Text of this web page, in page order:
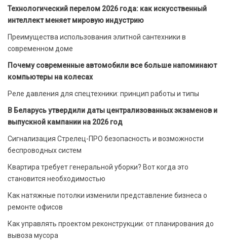
Технологический перелом 2026 года: как искусственный
интеллект меняет мировую индустрию
Преимущества использования элитной сантехники в
современном доме
Почему современные автомобили все больше напоминают
компьютеры на колесах
Реле давления для спецтехники: принцип работы и типы
В Беларусь утвердили даты централизованных экзаменов и
выпускной кампании на 2026 год
Сигнализация Стрелец-ПРО безопасность и возможности
беспроводных систем
Квартира требует генеральной уборки? Вот когда это
становится необходимостью
Как натяжные потолки изменили представление бизнеса о
ремонте офисов
Как управлять проектом реконструкции: от планирования до
вывоза мусора